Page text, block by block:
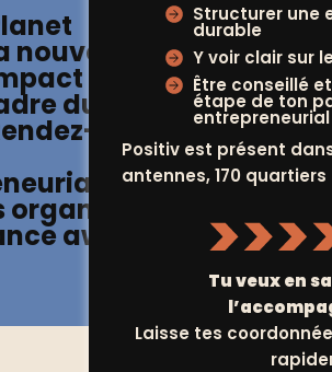
nouvelle
du
aw
liquide
positive
ouvre
positive
27 mai 2024
Structurer une
durable
Y voir clair sur
Être conseillé
étape de ton
entrepreneurial
Positiv est présent
antennes, 170 quartiers
Tu veux en
Laisse tes